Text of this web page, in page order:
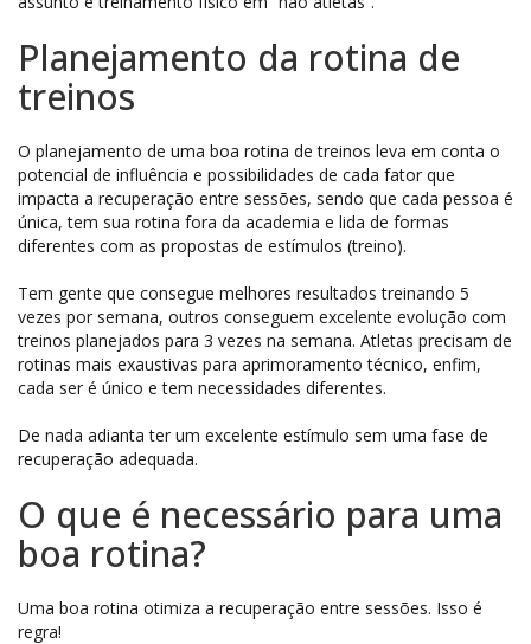
Planejamento da rotina de
treinos
O planejamento de uma boa rotina de treinos leva em conta o
potencial de influência e possibilidades de cada fator que
impacta a recuperação entre sessões, sendo que cada pessoa é
única, tem sua rotina fora da academia e lida de formas
diferentes com as propostas de estímulos (treino).
Tem gente que consegue melhores resultados treinando 5
vezes por semana, outros conseguem excelente evolução com
treinos planejados para 3 vezes na semana. Atletas precisam de
rotinas mais exaustivas para aprimoramento técnico, enfim,
cada ser é único e tem necessidades diferentes.
De nada adianta ter um excelente estímulo sem uma fase de
recuperação adequada.
O que é necessário para uma
boa rotina?
Uma boa rotina otimiza a recuperação entre sessões. Isso é
regra!